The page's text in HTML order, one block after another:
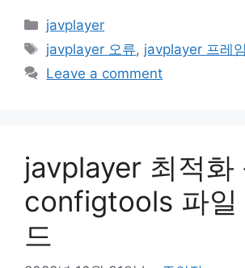
Categories
javplayer
Tags
javplayer 오류, javplayer 프레
Leave a comment
javplayer 최적화
configtools 파일
드